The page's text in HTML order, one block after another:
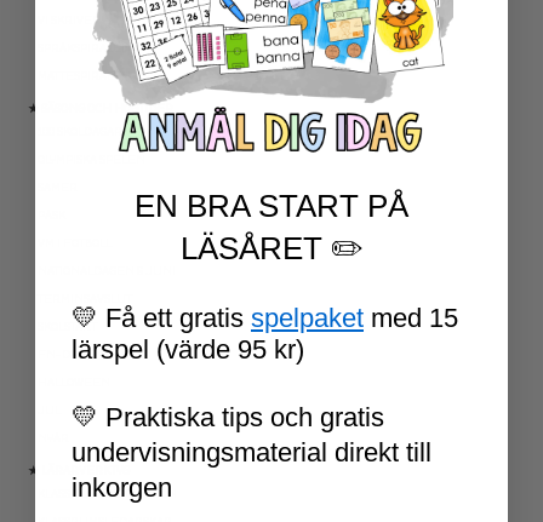
VI SKRIVER
SPRÅKSPIRALEN
MATTESPIRALEN
★ SÄSONG OCH HÖGTIDER
100 SKOLDAGAR
SKOLSTART
FN-DAGEN
★ LÄRARVERKTYG
KLASSRUMSDEKORATION
EN BRA START PÅ
LÄSÅRET ✏️
💛 Få ett gratis spelpaket med 15
lärspel (värde 95 kr)
💛 Praktiska tips och gratis
undervisningsmaterial direkt till
inkorgen